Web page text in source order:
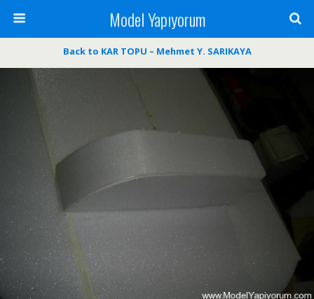
Model Yapıyorum
Back to KAR TOPU – Mehmet Y. SARIKAYA